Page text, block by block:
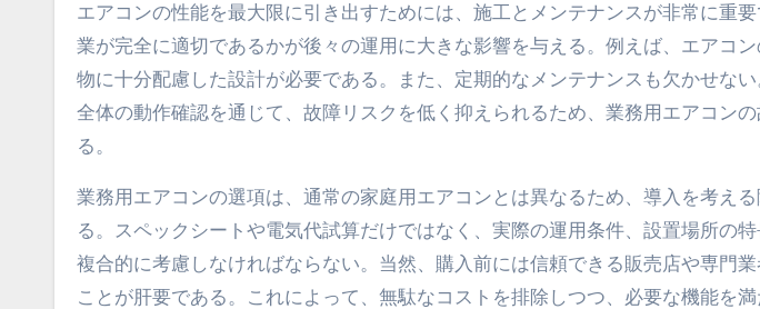
エアコンの性能を最大限に引き出すためには、施工とメンテナンスが非常に重
業が完全に適切であるかが後々の運用に大きな影響を与える。例えば、エアコ
物に十分配慮した設計が必要である。また、定期的なメンテナンスも欠かせない
全体の動作確認を通じて、故障リスクを低く抑えられるため、業務用エアコン
る。
業務用エアコンの選項は、通常の家庭用エアコンとは異なるため、導入を考え
る。スペックシートや電気代試算だけではなく、実際の運用条件、設置場所の
複合的に考慮しなければならない。当然、購入前には信頼できる販売店や専門
ことが肝要である。これによって、無駄なコストを排除しつつ、必要な機能を